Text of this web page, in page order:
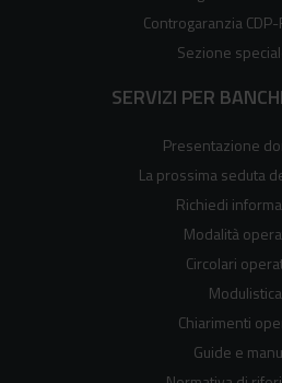
Controgaranzia CDP-
Sezione
SERVIZI PER
Presentazione
La prossima seduta
Richiedi
Modalità
Circolari
Modulistica
Chiarimenti
Guide e